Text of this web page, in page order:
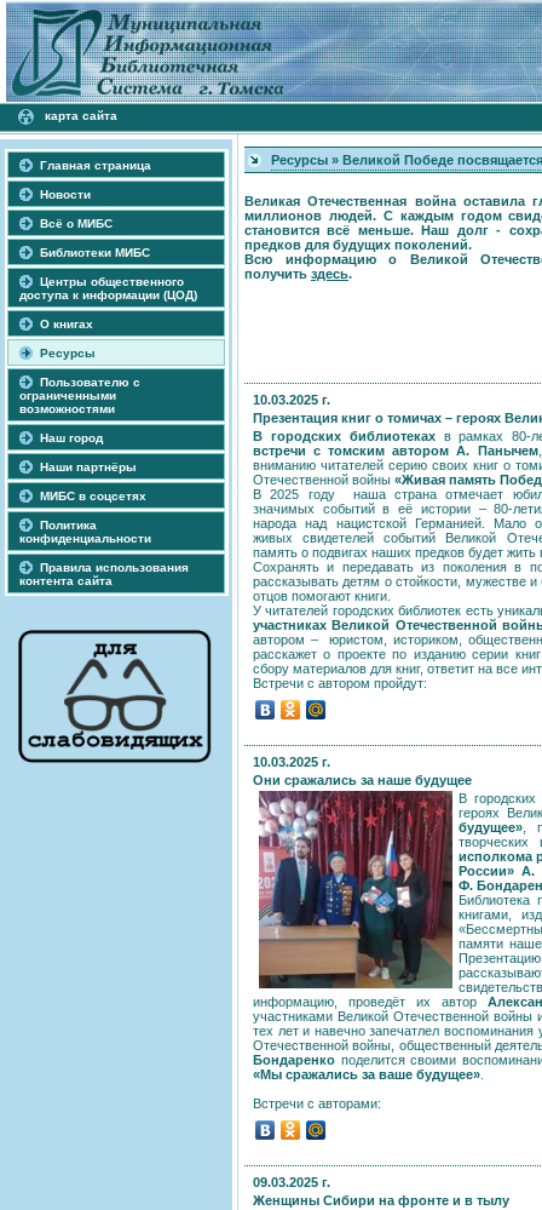
карта сайта
Главная страница
Новости
Всё о МИБС
Библиотеки МИБС
Центры общественного
доступа к информации (ЦОД)
О книгах
Ресурсы
Пользователю с
ограниченными
возможностями
Наш город
Наши партнёры
МИБС в соцсетях
Политика
конфиденциальности
Правила использования
контента сайта
Ресурсы » Великой Победе
Великая Отечественная война оставила
миллионов людей. C каждым годом
становится всё меньше. Наш долг -
предков для будущих поколений.
Всю информацию о Великой
получить здесь.
10.03.2025 г.
Презентация книг о томичах – героях
В городских библиотеках в рамках 80-
встречи с томским автором А. Панычем
вниманию читателей серию своих книг о
Отечественной войны «Живая память
В 2025 году наша страна отмечает
значимых событий в её истории – 80-
народа над нацистской Германией. Мало
живых свидетелей событий Великой
память о подвигах наших предков будет жить
Сохранять и передавать из поколения в
рассказывать детям о стойкости, мужестве
отцов помогают книги.
У читателей городских библиотек есть
участниках Великой Отечественной
автором – юристом, историком,
расскажет о проекте по изданию серии
сбору материалов для книг, ответит на все
Встречи с автором пройдут:
10.03.2025 г.
Они сражались за наше будущее
В
героях
будущее» ,
исполкома
России» А.
Ф.
Библиотека
книгами,
памяти
информацию, проведёт их автор
участниками Великой Отечественной
тех лет и навечно запечатлел
Отечественной войны, общественный
Бондаренко поделится своими
«Мы сражались за ваше будущее»
Встречи с авторами:
09.03.2025 г.
Женщины Сибири на фронте и в тылу